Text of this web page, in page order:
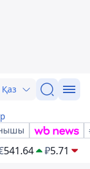
Қаз
541.64 ₽5.71